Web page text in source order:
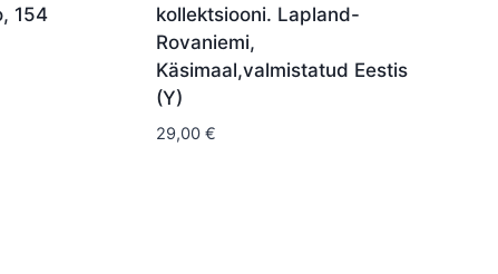
154
kollektsiooni. Lapland-
Rovaniemi,
Käsimaal,valmistatud Eestis
(Y)
29,00 €